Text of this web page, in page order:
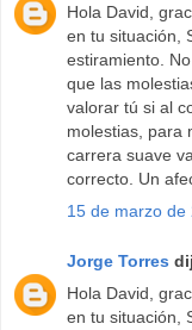
Hola David,
en tu situación,
estiramiento.
que las
valorar tú si al
molestias, para
carrera suave
correcto. Un
15 de marzo de
Jorge Torres
Hola David,
en tu situación,